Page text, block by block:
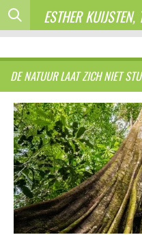
Ga
direct
hoofdinhoud
ESTHER
DE NATUUR LAAT ZICH NIET